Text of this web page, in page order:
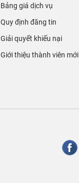
Bảng giá dịch vụ
Quy định đăng tin
Giải quyết khiếu nại
Giới thiệu thành viên mới